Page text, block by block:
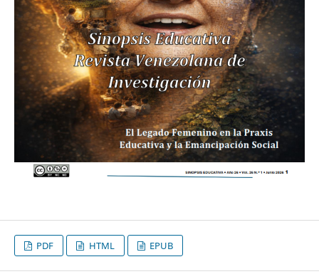
PDF HTML EPUB